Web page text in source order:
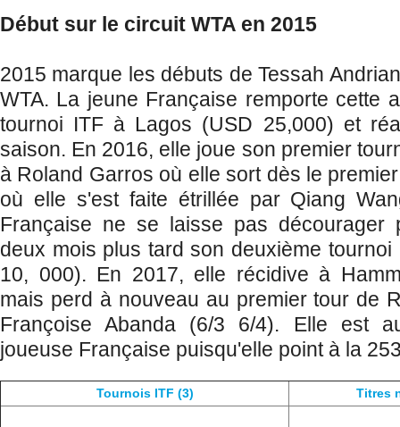
Début sur le circuit WTA en 2015
2015 marque les débuts de Tessah
WTA. La jeune Française remporte cette
tournoi ITF à Lagos (USD 25,000) et
saison. En 2016, elle joue son premier
à Roland Garros où elle sort dès le
où elle s'est faite étrillée par Qiang
Française ne se laisse pas décourager
deux mois plus tard son deuxième
10, 000). En 2017, elle récidive à
mais perd à nouveau au premier tour de
Françoise Abanda (6/3 6/4). Elle est
joueuse Française puisqu'elle point à la
Tournois ITF (3) Titres